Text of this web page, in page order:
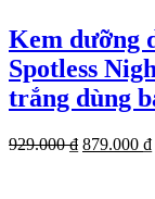
Kem dưỡng
Spotless
trắng dùng
929.000₫ Giá
879.000 ₫